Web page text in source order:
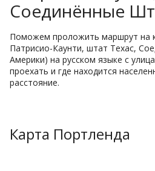
Соединённые
Поможем проложить маршрут на
Патрисио-Каунти, штат Техас,
Америки) на русском языке с
проехать и где находится
расстояние.
Карта Портленда